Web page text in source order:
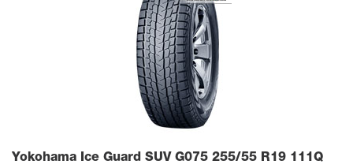
Yokohama Ice Guard SUV G075 255/55 R19 111Q